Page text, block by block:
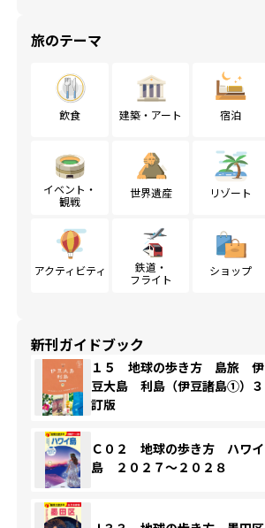
旅のテーマ
飲食 建築・アート 宿泊
イベント・
観戦
世界遺産 リゾート
アクティビティ
鉄道・
フライト
ショップ
新刊ガイドブック
１５ 地球の歩き方 島旅 伊
豆大島 利島（伊豆諸島①）３
訂版
Ｃ０２ 地球の歩き方 ハワイ
島 ２０２７～２０２８